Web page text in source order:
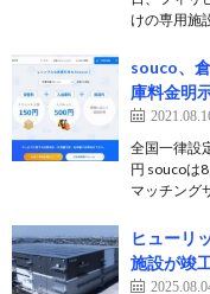
けの専用施
souco、
庫料金明
全国一律設
円 soucoは
マッチング
ヒューリ
施設が竣